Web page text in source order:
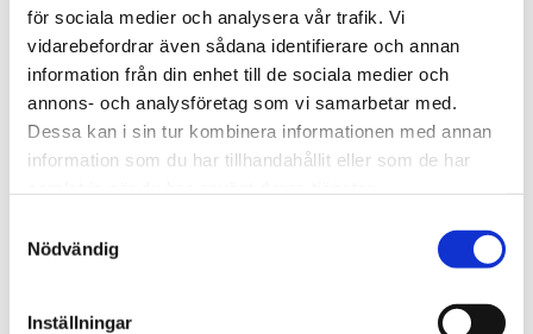
för sociala medier och analysera vår trafik. Vi
vidarebefordrar även sådana identifierare och annan
information från din enhet till de sociala medier och
annons- och analysföretag som vi samarbetar med.
Dessa kan i sin tur kombinera informationen med annan
information som du har tillhandahållit eller som de har
Nödvändig
Inställningar
Vridbart
lackeringsställ.
L=1900 mm
KÖP
Vägghållare för
putspappersrullar